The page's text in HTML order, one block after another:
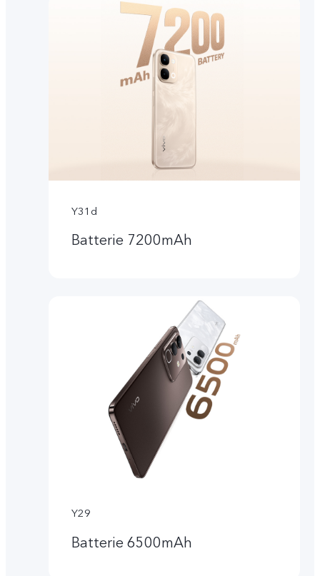
Y31d
Batterie 7200mAh
Y29
Batterie 6500mAh